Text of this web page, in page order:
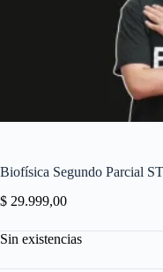
Biofísica Segundo Parcial
$ 29.999,00
Sin existencias